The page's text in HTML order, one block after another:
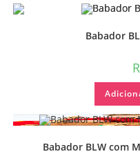
Babador
Babador BLW com